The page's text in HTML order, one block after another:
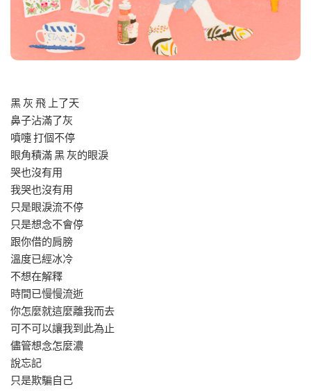
黑 灰 飛 上了天
鼻子沾滿了灰
噴嚏 打個不停
眼角積滿 黑 灰的眼淚
哭也沒有用
我哭也沒有用
只是眼淚流不停
只是想念不會停
跟你借的肩膀
溫度已經冰冷
不想在解釋
時間已慢慢流逝
你怎麼就這麼離我而去
可不可以讓我到此為止
儘管想念怎麼濃
說忘記
只是欺騙自己